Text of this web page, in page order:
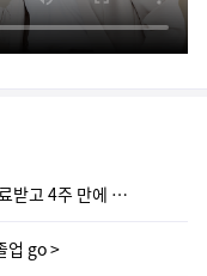
셀린쌤 자체 제작 교재+배송비 무료받고 4주 만에 700+달성go▶
업 go >